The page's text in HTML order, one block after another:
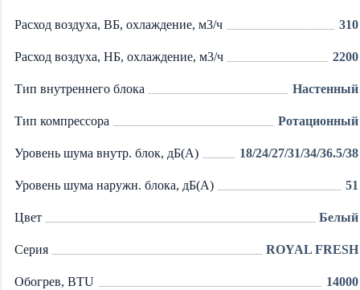
Расход воздуха, ВБ, охлаждение, м3/ч 310
Расход воздуха, НБ, охлаждение, м3/ч 2200
Тип внутреннего блока Настенный
Тип компрессора Ротационный
Уровень шума внутр. блок, дБ(А) 18/24/27/31/34/36.5/38
Уровень шума наружн. блока, дБ(А) 51
Цвет Белый
Серия ROYAL FRESH
Обогрев, BTU 14000